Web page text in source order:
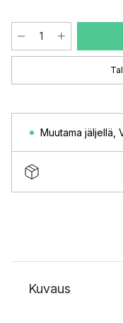
Muutama jäljellä
Kuvaus